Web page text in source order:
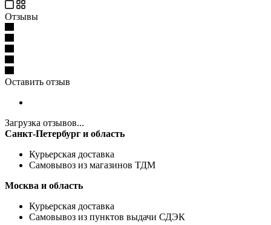
Отзывы
Оставить отзыв
Загрузка отзывов...
Санкт-Петербург и область
Курьерская доставка
Самовывоз из магазинов ТДМ
Москва и область
Курьерская доставка
Самовывоз из пунктов выдачи СДЭК